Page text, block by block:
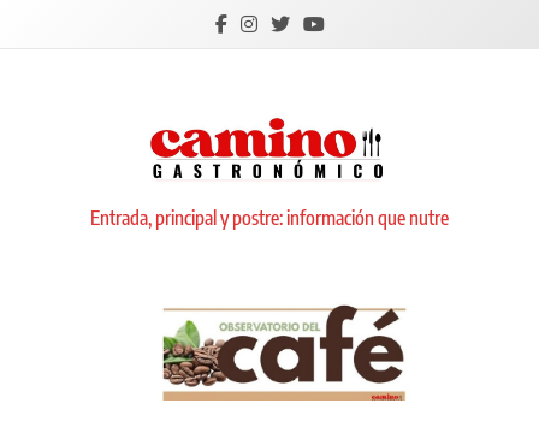
Camino Gastronómico
Entrada, principal y postre: información que nutre